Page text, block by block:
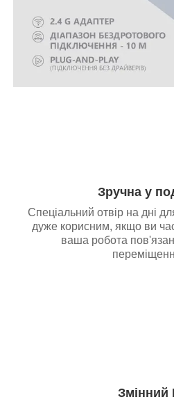
Зручна у
Спеціальний отвір на дні
дуже корисним, якщо ви
ваша робота
Змінний